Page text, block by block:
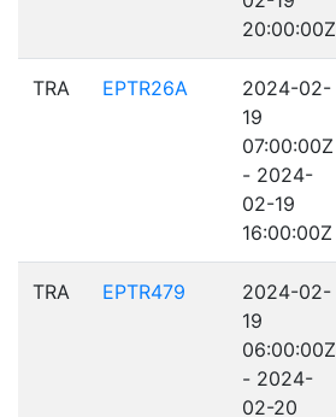
20:00:00Z
TRA EPTR26A
2024-02-
19
07:00:00Z
- 2024-
02-19
16:00:00Z
TRA EPTR479
2024-02-
19
06:00:00Z
- 2024-
02-20